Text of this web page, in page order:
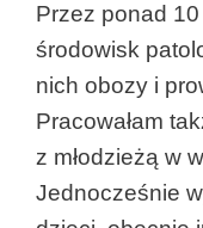
Przez ponad
środowisk
nich obozy i
Pracowałam
z młodzieżą w
Jednocześnie